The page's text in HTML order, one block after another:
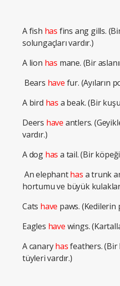
A fish has fins ang gills.
solungaçları vardır.)
A lion has mane. (Bir
Bears have fur. (Ayıların
A bird has a beak. (Bir
Deers have antlers.
vardır.)
A dog has a tail. (Bir
An elephanthas a trunk
hortumu ve büyük
Cats have paws. (Kedilerin
Eagles have wings.
A canaryhasfeathers. (Bir
tüyleri vardır.)